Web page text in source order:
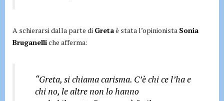
A schierarsi dalla parte di Gretaè stata l’opinionista Sonia
Bruganelliche afferma:
“Greta, si chiama carisma. C’è chi ce l’ha e
chi no, le altre non lo hanno